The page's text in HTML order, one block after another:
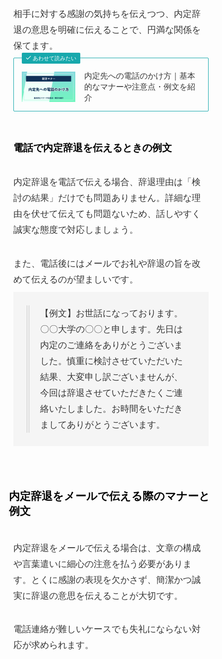
相手に対する感謝の気持ちを伝えつつ、内定辞
退の意思を明確に伝えることで、円満な関係を
保てます。
あわせて読みたい
内定先への電話のかけ方｜基本
的なマナーや注意点・例文を紹
介
電話で内定辞退を伝えるときの例文
内定辞退を電話で伝える場合、辞退理由は「検
討の結果」だけでも問題ありません。詳細な理
由を伏せて伝えても問題ないため、話しやすく
誠実な態度で対応しましょう。
また、電話後にはメールでお礼や辞退の旨を改
めて伝えるのが望ましいです。
【例文】お世話になっております。
〇〇大学の〇〇と申します。先日は
内定のご連絡をありがとうございま
した。慎重に検討させていただいた
結果、大変申し訳ございませんが、
今回は辞退させていただきたくご連
絡いたしました。お時間をいただき
ましてありがとうございます。
内定辞退をメールで伝える際のマナーと
例文
内定辞退をメールで伝える場合は、文章の構成
や言葉遣いに細心の注意を払う必要がありま
す。とくに感謝の表現を欠かさず、簡潔かつ誠
実に辞退の意思を伝えることが大切です。
電話連絡が難しいケースでも失礼にならない対
応が求められます。